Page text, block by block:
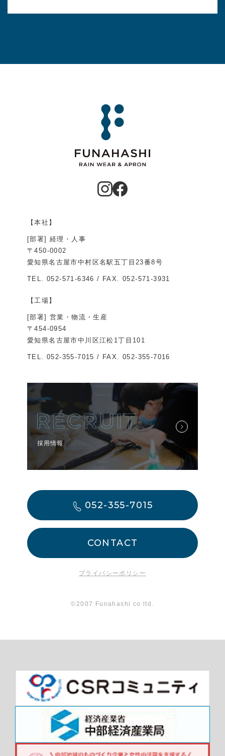
【本社】
[部署] 経理・人事
〒450-0002
愛知県名古屋市中村区名駅五丁目23番8号
TEL. 052-571-6346 / FAX. 052-571-3931
【工場】
[部署] 営業・物流・生産
〒454-0954
愛知県名古屋市中川区江松1丁目101
TEL. 052-355-7015 / FAX. 052-355-7016
採用情報
052-355-7015
CONTACT
プライバシーポリシー
©2007 Funahashi co ltd.